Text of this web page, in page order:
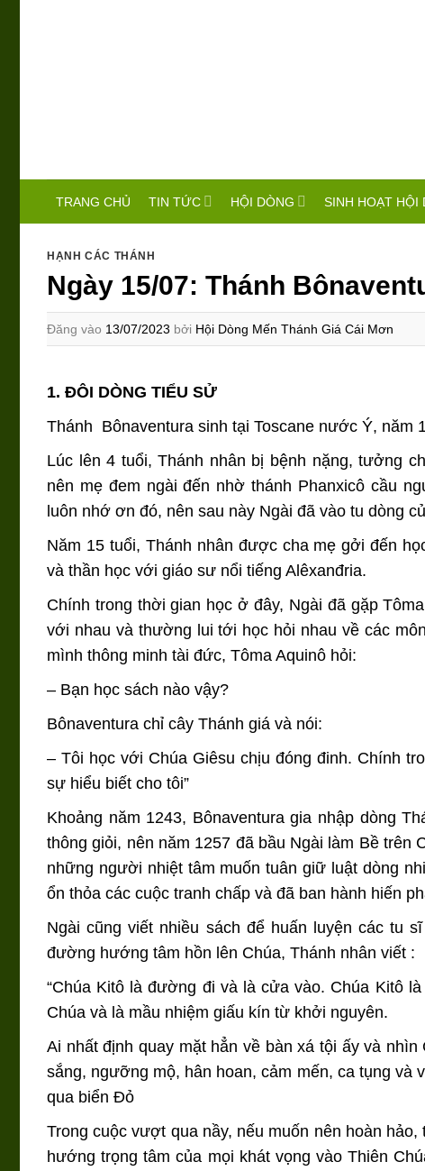
TRANG CHỦ TIN TỨC HỘI DÒNG SINH HOẠT HỘI
HẠNH CÁC THÁNH
Ngày 15/07: Thánh
Đăng vào 13/07/2023 bởi Hội Dòng Mến Thánh Giá Cái Mơn
1. ĐÔI DÒNG TIỂU SỬ
Thánh Bônaventura sinh tại Toscane nước Ý, năm
Lúc lên 4 tuổi, Thánh nhân bị bệnh nặng, tưởng
nên mẹ đem ngài đến nhờ thánh Phanxicô cầu
luôn nhớ ơn đó, nên sau này Ngài đã vào tu dòng
Năm 15 tuổi, Thánh nhân được cha mẹ gởi đến
và thần học với giáo sư nổi tiếng Alêxanđria.
Chính trong thời gian học ở đây, Ngài đã gặp
với nhau và thường lui tới học hỏi nhau về các
mình thông minh tài đức, Tôma Aquinô hỏi:
– Bạn học sách nào vậy?
Bônaventura chỉ cây Thánh giá và nói:
– Tôi học với Chúa Giêsu chịu đóng đinh. Chính
sự hiểu biết cho tôi”
Khoảng năm 1243, Bônaventura gia nhập dòng
thông giỏi, nên năm 1257 đã bầu Ngài làm Bề
những người nhiệt tâm muốn tuân giữ luật dòng
ổn thỏa các cuộc tranh chấp và đã ban hành hiến
Ngài cũng viết nhiều sách để huấn luyện các tu
đường hướng tâm hồn lên Chúa, Thánh nhân viết :
“Chúa Kitô là đường đi và là cửa vào. Chúa Kitô
Chúa và là mầu nhiệm giấu kín từ khởi nguyên.
Ai nhất định quay mặt hẳn về bàn xá tội ấy và
sắng, ngưỡng mộ, hân hoan, cảm mến, ca tụng
qua biển Đỏ
Trong cuộc vượt qua nầy, nếu muốn nên hoàn
hướng trọng tâm của mọi khát vọng vào Thiên